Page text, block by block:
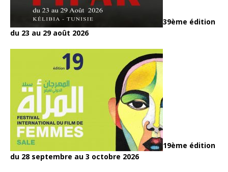
39ème édition
du 23 au 29 août 2026
19ème édition
du 28 septembre au 3 octobre 2026